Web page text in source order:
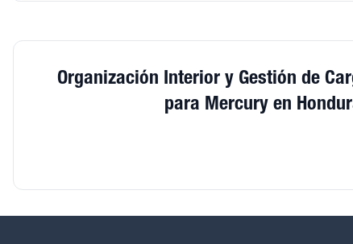
Organización Interior y Gestión de
para Mercury en